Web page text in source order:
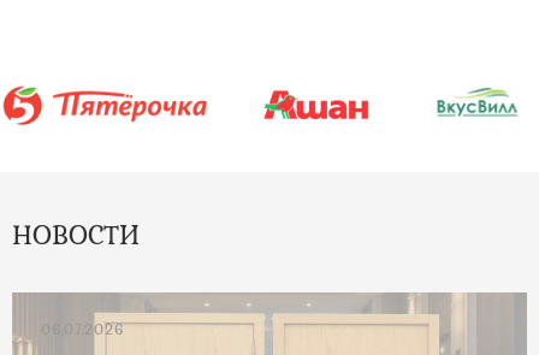
НОВОСТИ
06.07.2026